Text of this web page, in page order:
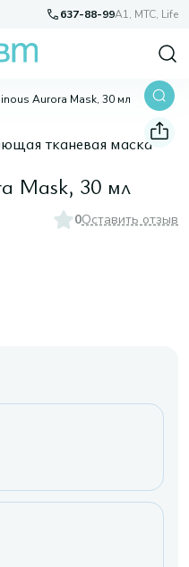
637-88-99A1, МТС, Life
Aurora Mask, 30 мл
тканевая маска
Mask, 30 мл
0Оставить отзыв